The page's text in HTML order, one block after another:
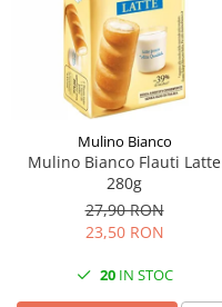
Mulino Bianco
Mulino Bianco Flauti Latte
280g
27,90 RON
23,50 RON
20IN STOC